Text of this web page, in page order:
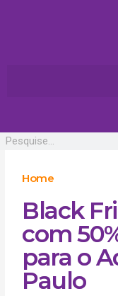
Home
Black
com
para o
Paulo